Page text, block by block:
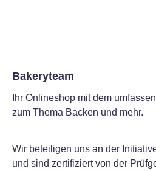
Bakeryteam
Ihr Onlineshop mit dem
zum Thema Backen und mehr.
Wir beteiligen uns an der
und sind zertifiziert von der